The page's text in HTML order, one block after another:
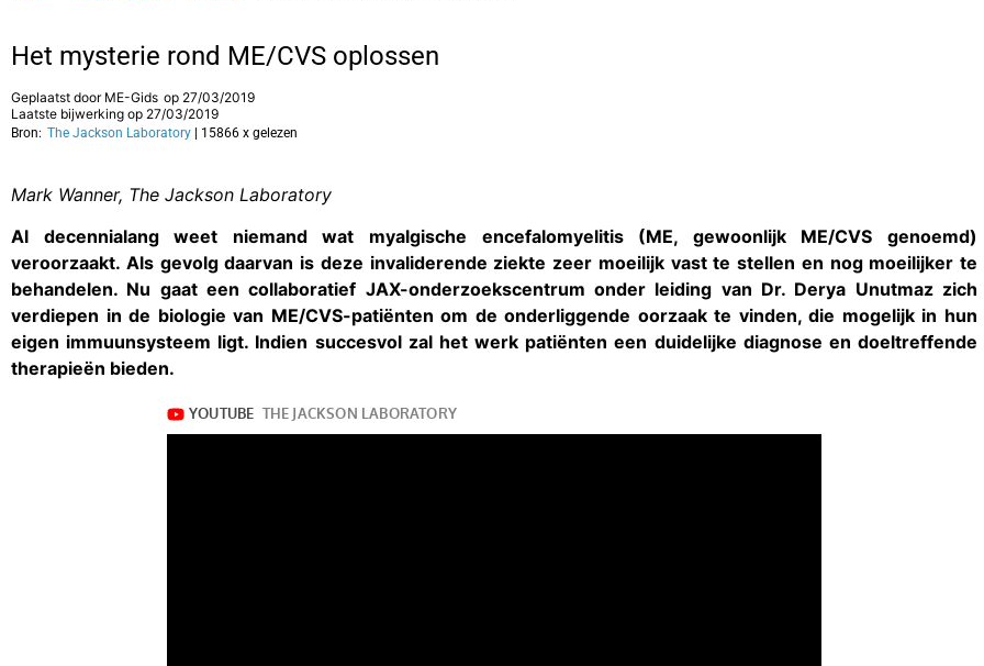
Het mysterie rond ME/CVS oplossen
Geplaatst door ME-Gids op 27/03/2019
Laatste bijwerking op 27/03/2019
Bron: The Jackson Laboratory | 15866 x gelezen
Mark Wanner, The Jackson Laboratory
Al decennialang weet niemand wat myalgische encefalomyelitis (ME, gewoonlijk ME/CVS genoemd)
veroorzaakt. Als gevolg daarvan is deze invaliderende ziekte zeer moeilijk vast te stellen en nog moeilijker te
behandelen. Nu gaat een collaboratief JAX-onderzoekscentrum onder leiding van Dr. Derya Unutmaz zich
verdiepen in de biologie van ME/CVS-patiënten om de onderliggende oorzaak te vinden, die mogelijk in hun
eigen immuunsysteem ligt. Indien succesvol zal het werk patiënten een duidelijke diagnose en doeltreffende
therapieën bieden.